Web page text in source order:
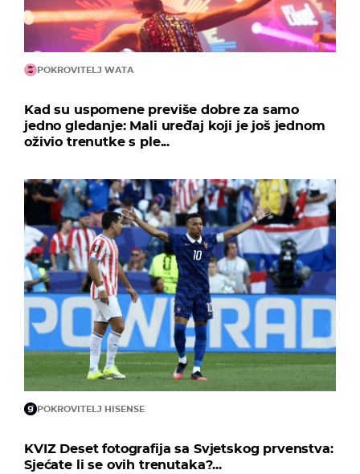
POKROVITELJ WATA
Kad su uspomene previše dobre za samo
jedno gledanje: Mali uređaj koji je još jednom
oživio trenutke s ple...
POKROVITELJ HISENSE
KVIZ Deset fotografija sa Svjetskog prvenstva:
Sjećate li se ovih trenutaka?...